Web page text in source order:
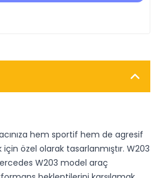
hem sportif hem de agresif
özel olarak tasarlanmıştır. W203
W203 model araç